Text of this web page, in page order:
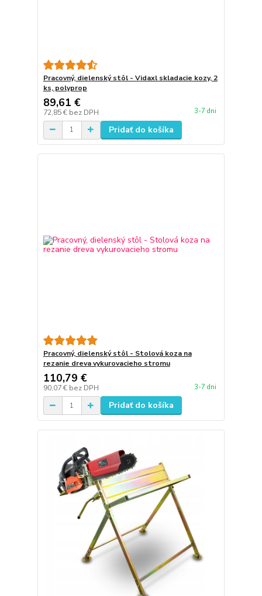
Pracovný, dielenský stôl - Vidaxl skladacie kozy, 2
ks, polyprop
89,61 €
72,85 € bez DPH 3-7 dni
Pridať do košíka
Pracovný, dielenský stôl - Stolová koza na
rezanie dreva vykurovacieho stromu
110,79 €
90,07 € bez DPH 3-7 dni
Pridať do košíka